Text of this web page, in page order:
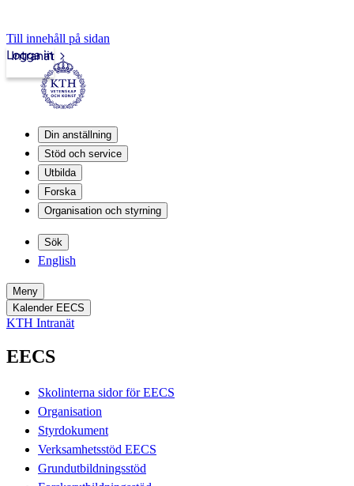
Till innehåll på sidan
Intranät
Logga in
Din anställning
Stöd och service
Utbilda
Forska
Organisation och styrning
Sök
English
Meny
Kalender EECS
KTH Intranät
EECS
Skolinterna sidor för EECS
Organisation
Styrdokument
Verksamhetsstöd EECS
Grundutbildningsstöd